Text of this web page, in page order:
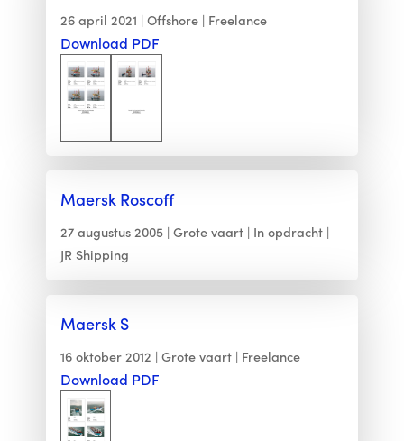
26 april 2021 Offshore Freelance
Download PDF
Maersk Roscoff
27 augustus 2005 Grote vaart
In opdracht
JR Shipping
Maersk S
16 oktober 2012 Grote vaart Freelance
Download PDF